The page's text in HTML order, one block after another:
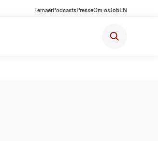
TemaerPodcastsPresseOm osJobEN